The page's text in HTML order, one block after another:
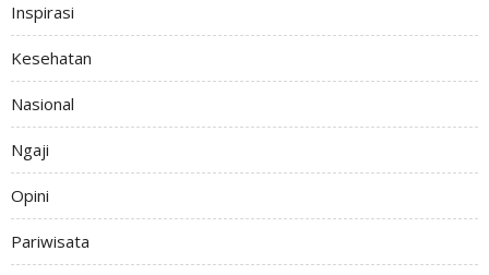
Inspirasi
Kesehatan
Nasional
Ngaji
Opini
Pariwisata